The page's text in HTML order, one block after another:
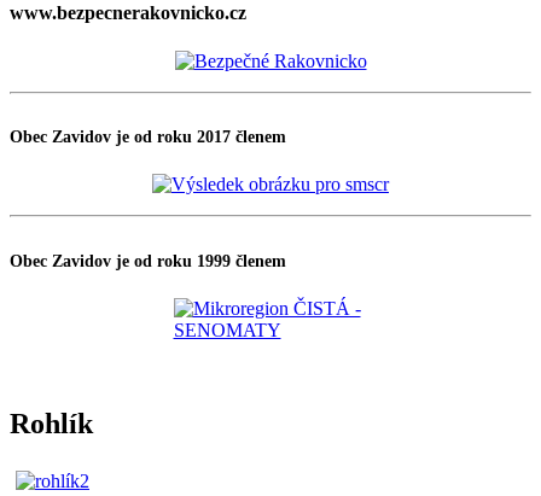
www.bezpecnerakovnicko.cz
Obec Zavidov je od roku 2017 členem
Obec Zavidov je od roku 1999 členem
Rohlík